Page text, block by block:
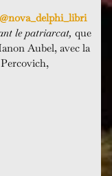
@nova_delphi_libri
le patriarcat,que
Aubel, avec la